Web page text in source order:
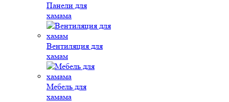
Панели для
хамама
Вентиляция для
хамам
Мебель для
хамама